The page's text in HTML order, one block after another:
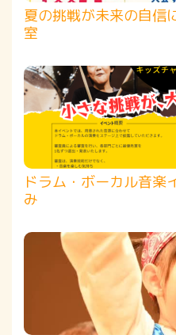
夏の挑戦が未来の自
室
ドラム・ボーカル音
み